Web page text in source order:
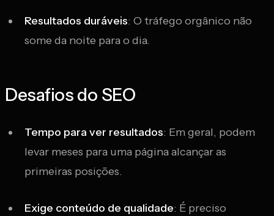
Resultados duráveis: O tráfego orgânico não
some da noite para o dia.
Desafios do SEO
Tempo para ver resultados: Em geral, podem
levar meses para uma página alcançar as
primeiras posições.
Exige conteúdo de qualidade: É preciso